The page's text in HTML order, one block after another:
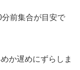
前集合が目安で
か遅めにずらしま